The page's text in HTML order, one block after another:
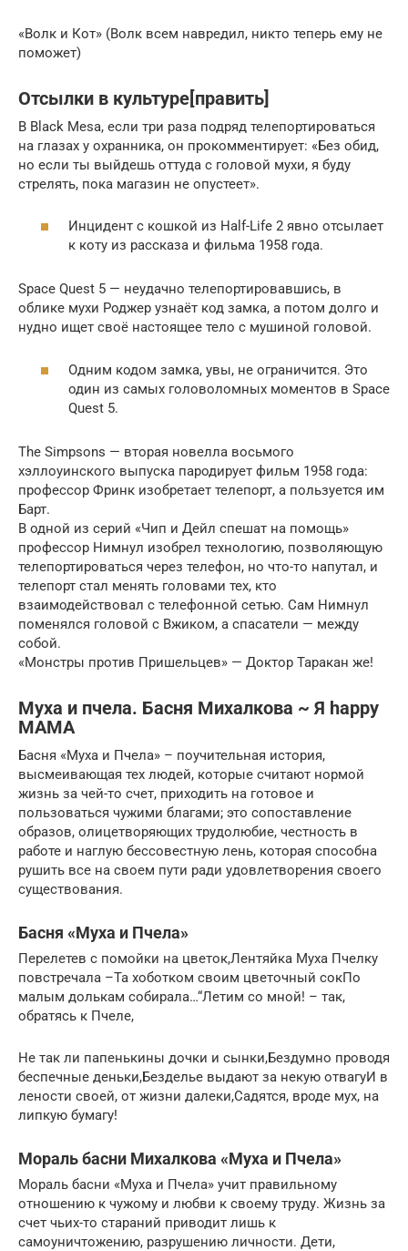
«Волк и Кот» (Волк всем навредил, никто теперь ему не
поможет)
Отсылки в культуре[править]
В Black Mesa, если три раза подряд телепортироваться
на глазах у охранника, он прокомментирует: «Без обид,
но если ты выйдешь оттуда с головой мухи, я буду
стрелять, пока магазин не опустеет».
Инцидент с кошкой из Half-Life 2 явно отсылает
к коту из рассказа и фильма 1958 года.
Space Quest 5 — неудачно телепортировавшись, в
облике мухи Роджер узнаёт код замка, а потом долго и
нудно ищет своё настоящее тело с мушиной головой.
Одним кодом замка, увы, не ограничится. Это
один из самых головоломных моментов в Space
Quest 5.
The Simpsons — вторая новелла восьмого
хэллоуинского выпуска пародирует фильм 1958 года:
профессор Фринк изобретает телепорт, а пользуется им
Барт.
В одной из серий «Чип и Дейл спешат на помощь»
профессор Нимнул изобрел технологию, позволяющую
телепортироваться через телефон, но что-то напутал, и
телепорт стал менять головами тех, кто
взаимодействовал с телефонной сетью. Сам Нимнул
поменялся головой с Вжиком, а спасатели — между
собой.
«Монстры против Пришельцев» — Доктор Таракан же!
Муха и пчела. Басня Михалкова ~ Я happy
МАМА
Басня «Муха и Пчела» – поучительная история,
высмеивающая тех людей, которые считают нормой
жизнь за чей-то счет, приходить на готовое и
пользоваться чужими благами; это сопоставление
образов, олицетворяющих трудолюбие, честность в
работе и наглую бессовестную лень, которая способна
рушить все на своем пути ради удовлетворения своего
существования.
Басня «Муха и Пчела»
Перелетев с помойки на цветок,Лентяйка Муха Пчелку
повстречала –Та хоботком своим цветочный сокПо
малым долькам собирала…“Летим со мной! – так,
обратясь к Пчеле,
Не так ли папенькины дочки и сынки,Бездумно проводя
беспечные деньки,Безделье выдают за некую отвагуИ в
лености своей, от жизни далеки,Садятся, вроде мух, на
липкую бумагу!
Мораль басни Михалкова «Муха и Пчела»
Мораль басни «Муха и Пчела» учит правильному
отношению к чужому и любви к своему труду. Жизнь за
счет чьих-то стараний приводит лишь к
самоуничтожению, разрушению личности. Дети,